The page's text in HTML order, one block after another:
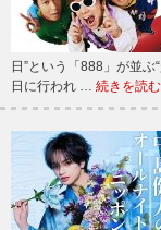
日”という「888」が並
日に行われ … 続きを読む